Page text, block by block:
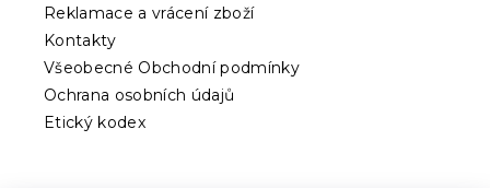
Reklamace a vrácení zboží
Kontakty
Všeobecné Obchodní podmínky
Ochrana osobních údajů
Etický kodex